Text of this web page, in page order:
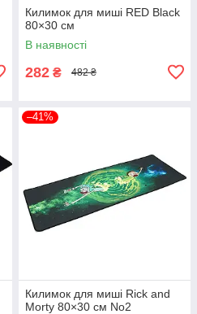
Килимок для миші RED Black
80×30 см
В наявності
282 ₴ 482 ₴
–41%
Килимок для миші Rick and
Morty 80×30 см No2